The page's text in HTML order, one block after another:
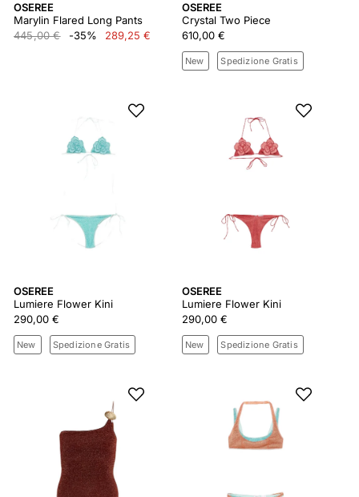
OSEREE
Marylin Flared Long Pants
445,00 €
-35% 289,25 €
OSEREE
Crystal Two Piece
610,00 €
New Spedizione Gratis
OSEREE
Lumiere Flower Kini
290,00 €
New Spedizione Gratis
OSEREE
Lumiere Flower Kini
290,00 €
New Spedizione Gratis